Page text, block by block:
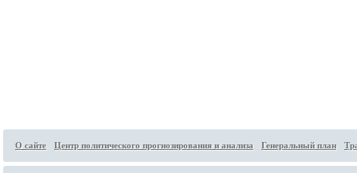
О сайте Центр политического прогнозирования и анализа Генеральный план